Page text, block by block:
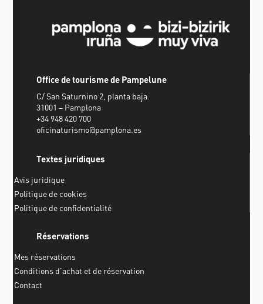
Office de tourisme de Pampelune
C/ San Saturnino 2, planta baja.
31001 – Pamplona
+34 948 420 700
oficinaturismo@pamplona.es
Textes juridiques
Avis juridique
Politique de cookies
Politique de confidentialité
Réservations
Mes réservations
Conditions d’achat et de réservation
Contact